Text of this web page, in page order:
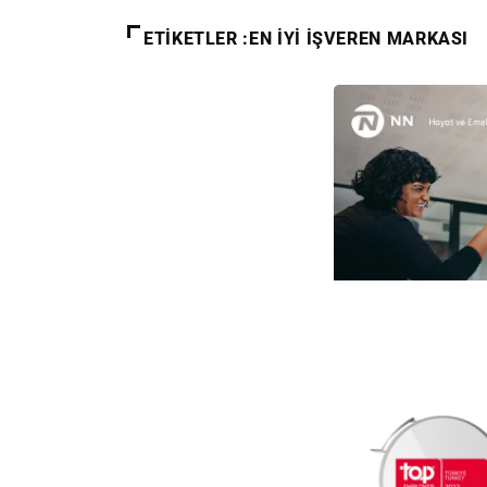
ETIKETLER :EN IYI IŞVEREN MARKASI